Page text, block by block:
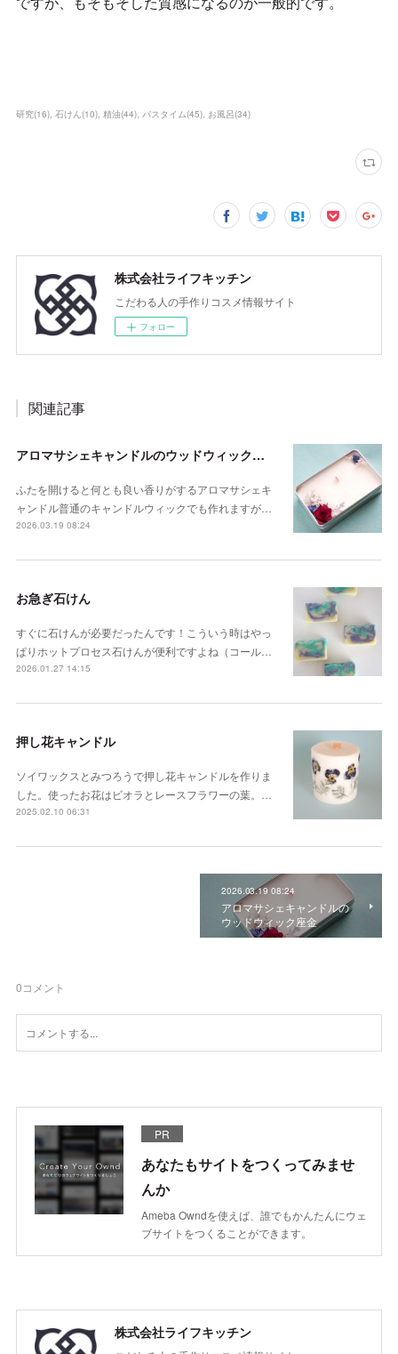
研究(16) 石けん(10) 精油(44) バスタイム(45) お風呂(34)
株式会社ライフキッチン
こだわる人の手作りコスメ情報サイト
フォロー
関連記事
アロマサシェキャンドルのウッドウィック座金
ふたを開けると何とも良い香りがするアロマサシェキ
ャンドル普通のキャンドルウィックでも作れますが…
2026.03.19 08:24
お急ぎ石けん
すぐに石けんが必要だったんです！こういう時はやっ
ぱりホットプロセス石けんが便利ですよね（コール…
2026.01.27 14:15
押し花キャンドル
ソイワックスとみつろうで押し花キャンドルを作りま
した。使ったお花はビオラとレースフラワーの葉。…
2025.02.10 06:31
2026.03.19 08:24
アロマサシェキャンドルの
ウッドウィック座金
0コメント
PR
あなたもサイトをつくってみませ
んか
Ameba Owndを使えば、誰でもかんたんにウェ
ブサイトをつくることができます。
株式会社ライフキッチン